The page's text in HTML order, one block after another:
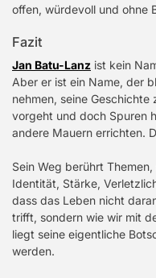
offen, würdevoll und ohne
Fazit
Jan Batu-Lanz ist kein
Aber er ist ein Name, der
nehmen, seine Geschichte
vorgeht und doch Spuren
andere Mauern errichten.
Sein Weg berührt
Identität, Stärke,
dass das Leben nicht
trifft, sondern wie wir mit
liegt seine eigentliche
werden.